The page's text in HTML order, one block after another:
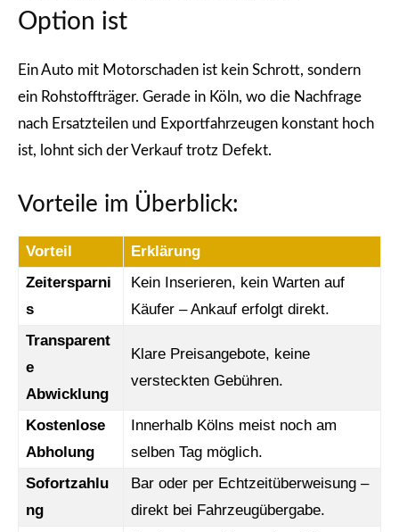
Option ist
Ein Auto mit Motorschaden ist kein Schrott, sondern
ein Rohstoffträger. Gerade in Köln, wo die Nachfrage
nach Ersatzteilen und Exportfahrzeugen konstant hoch
ist, lohnt sich der Verkauf trotz Defekt.
Vorteile im Überblick:
Vorteil
Erklärung
Zeitersparni
s
Kein Inserieren, kein Warten auf
Käufer – Ankauf erfolgt direkt.
Transparent
e
Abwicklung
Klare Preisangebote, keine
versteckten Gebühren.
Kostenlose
Abholung
Innerhalb Kölns meist noch am
selben Tag möglich.
Sofortzahlu
ng
Bar oder per Echtzeitüberweisung –
direkt bei Fahrzeugübergabe.